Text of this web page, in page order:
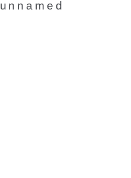
unnamed